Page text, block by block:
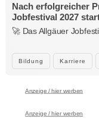
Bildung Karriere
Nach erfolgreicher
Jobfestival 2027
🚀 Das Allgäuer
Anzeige / hier werben
Anzeige / hier werben